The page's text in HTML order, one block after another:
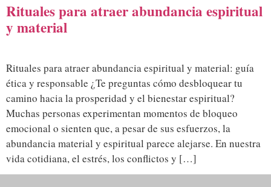
Rituales para atraer abundancia espiritual
y material
Rituales para atraer abundancia espiritual y material: guía
ética y responsable ¿Te preguntas cómo desbloquear tu
camino hacia la prosperidad y el bienestar espiritual?
Muchas personas experimentan momentos de bloqueo
emocional o sienten que, a pesar de sus esfuerzos, la
abundancia material y espiritual parece alejarse. En nuestra
vida cotidiana, el estrés, los conflictos y […]